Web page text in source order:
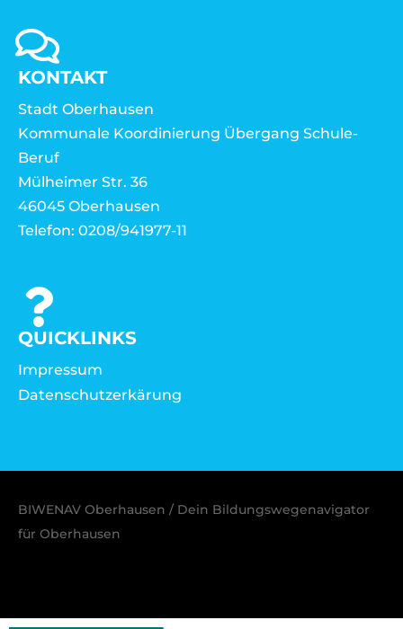
KONTAKT
Stadt Oberhausen
Kommunale Koordinierung Übergang Schule-
Beruf
Mülheimer Str. 36
46045 Oberhausen
Telefon: 0208/941977-11
QUICKLINKS
Impressum
Datenschutzerkärung
BIWENAV Oberhausen / Dein Bildungswegenavigator
für Oberhausen